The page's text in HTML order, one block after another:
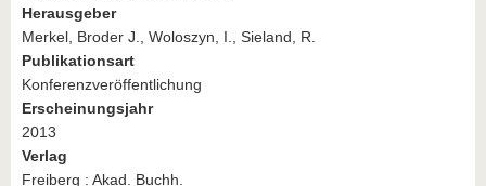
Herausgeber
Merkel, Broder J., Woloszyn, I., Sieland, R.
Publikationsart
Konferenzveröffentlichung
Erscheinungsjahr
2013
Verlag
Freiberg : Akad. Buchh.